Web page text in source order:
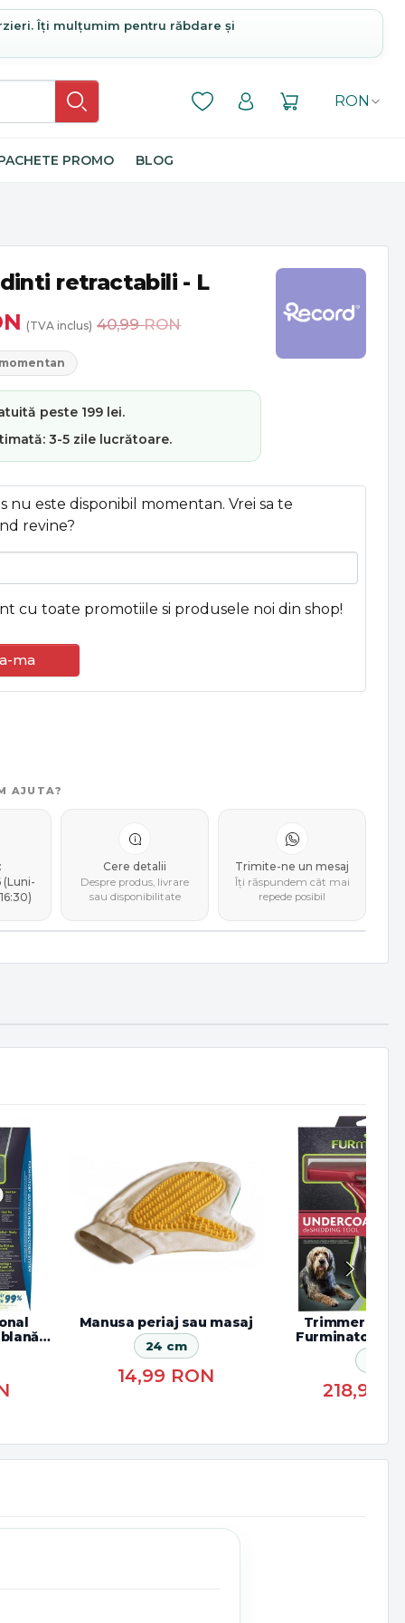
Îți mulțumim pentru răbdare și
RON
PROMO BLOG
retractabili - L
(TVA inclus) 40,99RON
peste 199 lei.
3-5 zile lucrătoare.
nu este disponibil momentan. Vrei sa te
revine?
cu toate promotiile si produsele noi din shop!
ma
AJUTA?
(Luni-
Cere detalii
Despre produs, livrare
sau disponibilitate
Trimite-ne un mesaj
Îți răspundem cât mai
repede posibil
Manusa periaj sau masaj
24 cm
14,99 RON
Trimmer
Furminator
lunga
218,99